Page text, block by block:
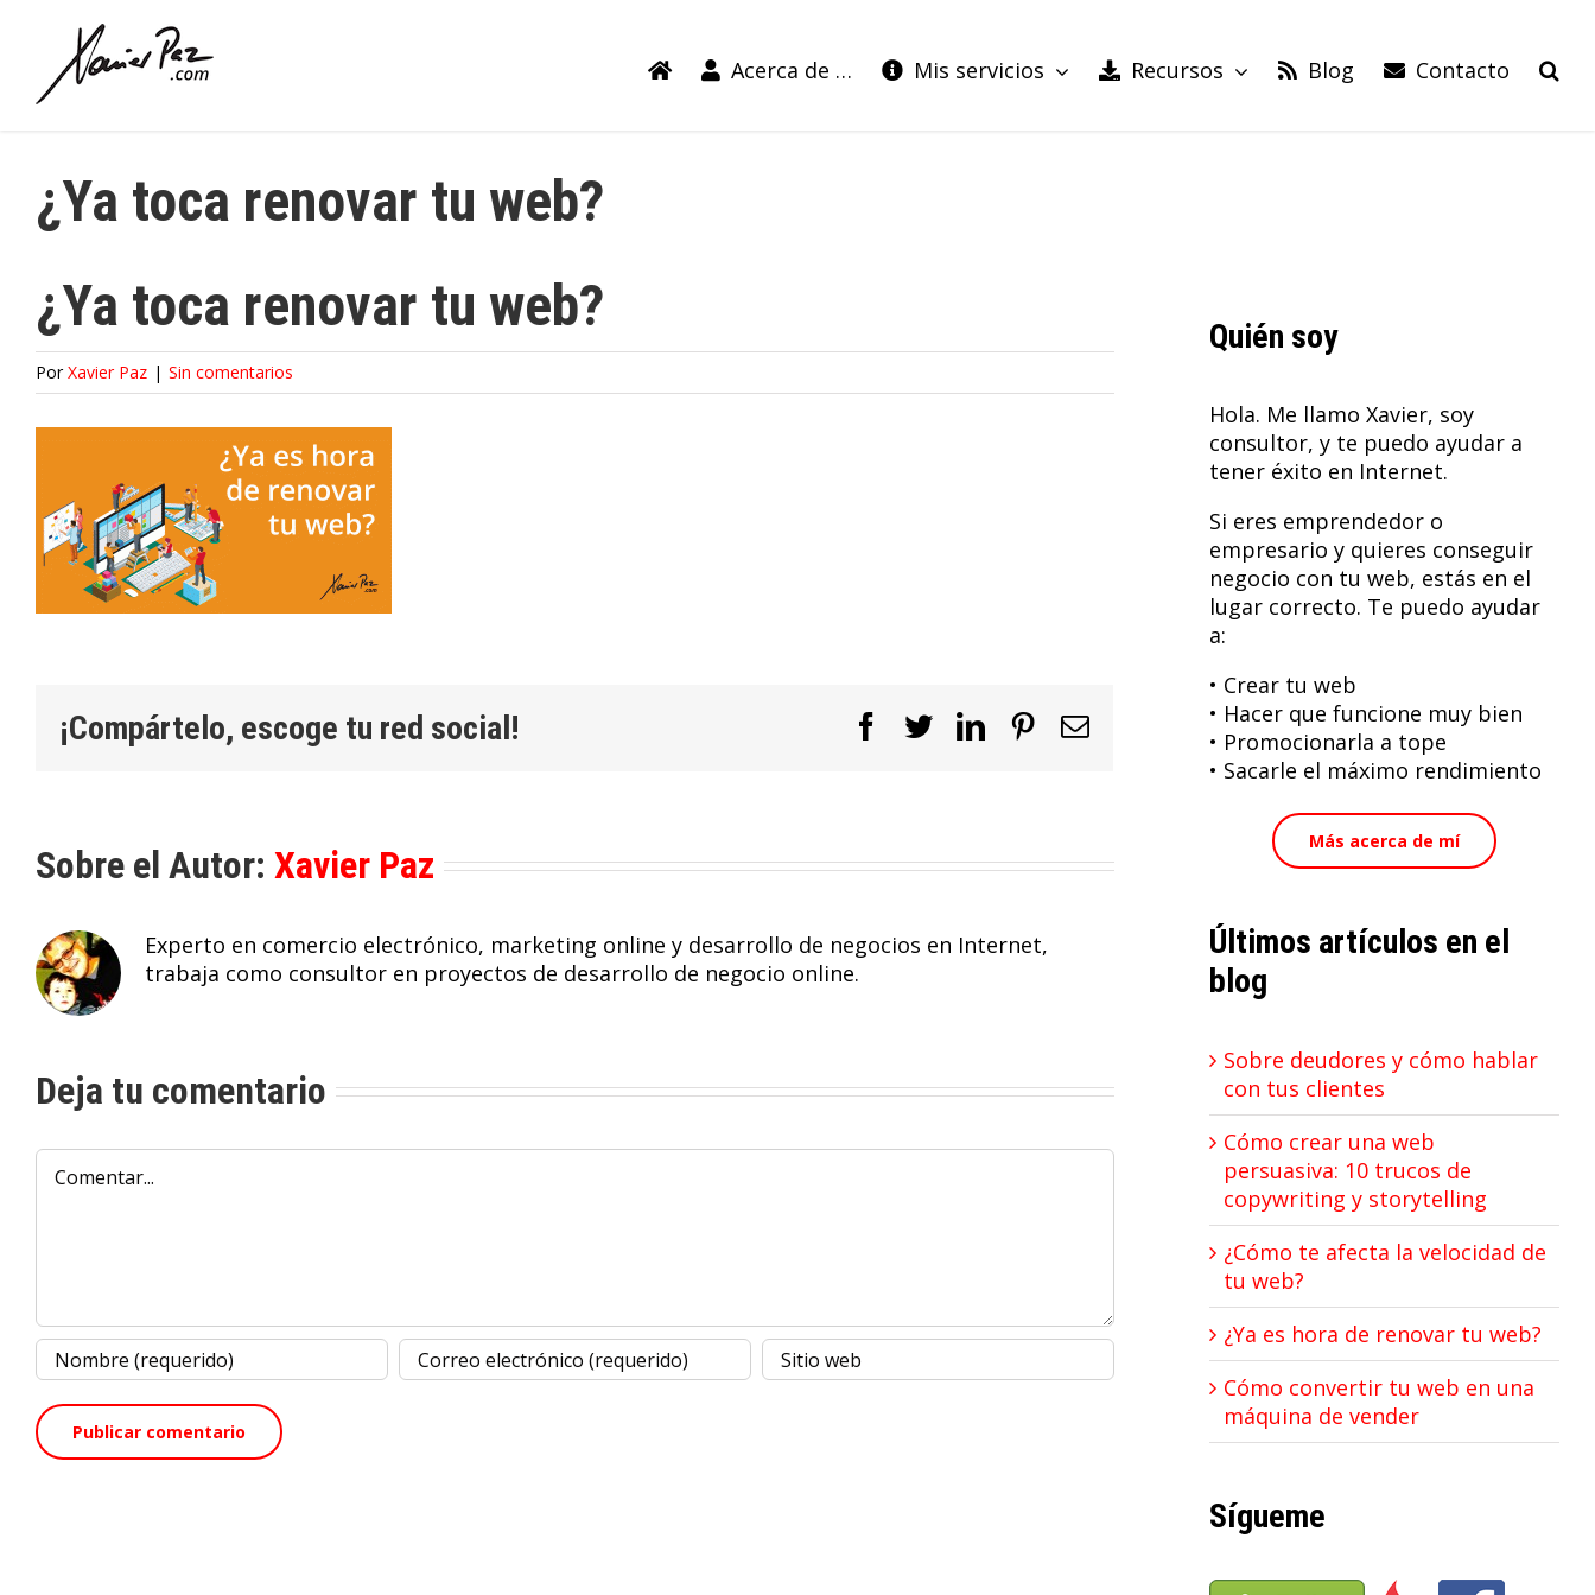
contenido
Acerca de … Mis servicios Recursos Blog Contacto
¿Ya toca renovar tu web?
¿Ya toca renovar tu web?
PorXavier Paz | Sin comentarios
¡Compártelo, escoge tu red social! Facebook
TwitterLinkedIn
PinterestCorreo
electrónico
Sobre el Autor: Xavier Paz
Experto en comercio electrónico, marketing online y desarrollo de negocios en Internet,
trabaja como consultor en proyectos de desarrollo de negocio online.
Deja tu comentario
Comentar
Quién soy
Hola. Me llamo Xavier, soy
consultor, y te puedo ayudar a
tener éxito en Internet.
Si eres emprendedor o
empresario y quieres conseguir
negocio con tu web, estás en el
lugar correcto. Te puedo ayudar
a:
• Crear tu web
• Hacer que funcione muy bien
• Promocionarla a tope
• Sacarle el máximo rendimiento
Más acerca de mí
Últimos artículos en el
blog
Sobre deudores y cómo hablar
con tus clientes
Cómo crear una web
persuasiva: 10 trucos de
copywriting y storytelling
¿Cómo te afecta la velocidad de
tu web?
¿Ya es hora de renovar tu web?
Cómo convertir tu web en una
máquina de vender
Sígueme